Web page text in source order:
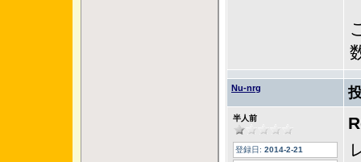
Nu-nrg
半人前
登録日: 2014-2-21